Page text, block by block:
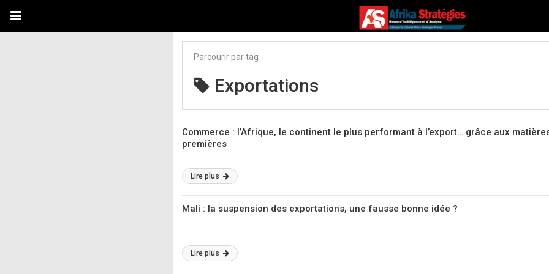
Parcourir par tag
Exportations
Commerce : l’Afrique, le continent le plus performant à l’export… grâce aux
premières
Lire plus
Mali : la suspension des exportations, une fausse bonne idée ?
Lire plus